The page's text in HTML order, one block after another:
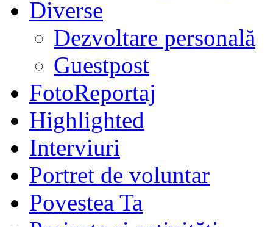
Diverse
Dezvoltare personală
Guestpost
FotoReportaj
Highlighted
Interviuri
Portret de voluntar
Povestea Ta